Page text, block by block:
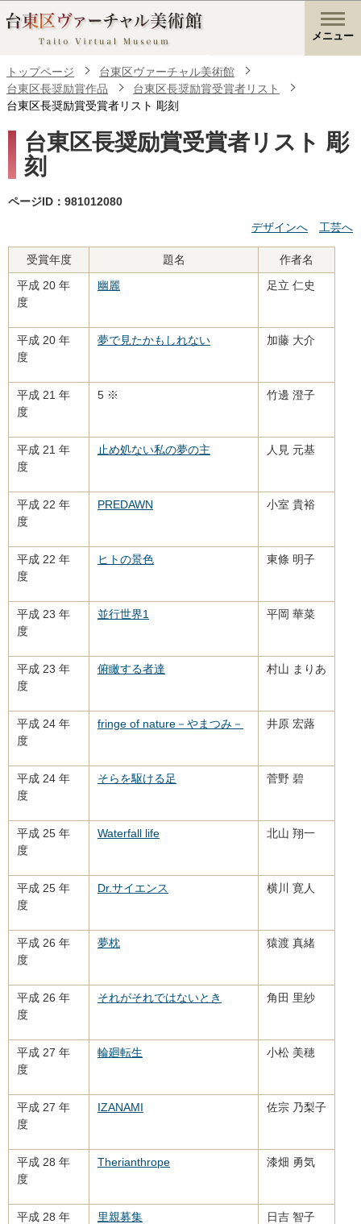
メニュー
トップページ
台東区ヴァーチャル美術館
台東区長奨励賞作品
台東区長奨励賞受賞者リスト
台東区長奨励賞受賞者リスト 彫刻
台東区長奨励賞受賞者リスト 彫
刻
ページID：981012080
デザインへ
工芸へ
受賞年度 題名
作者名
平成 20 年
度
幽麗 足立 仁史
平成 20 年
度
夢で見たかもしれない 加藤 大介
平成 21 年
度
5 ※ 竹邊 澄子
平成 21 年
度
止め処ない私の夢の主 人見 元基
平成 22 年
度
PREDAWN 小室 貴裕
平成 22 年
度
ヒトの景色 東條 明子
平成 23 年
度
並行世界1 平岡 華菜
平成 23 年
度
俯瞰する者達 村山 まりあ
平成 24 年
度
fringe of nature－やまつみ－ 井原 宏蕗
平成 24 年
度
そらを駆ける足 菅野 碧
平成 25 年
度
Waterfall life 北山 翔一
平成 25 年
度
Dr.サイエンス 横川 寛人
平成 26 年
度
夢枕 猿渡 真緒
平成 26 年
度
それがそれではないとき 角田 里紗
平成 27 年
度
輪廻転生 小松 美穂
平成 27 年
度
IZANAMI 佐宗 乃梨子
平成 28 年
度
Therianthrope 漆畑 勇気
平成 28 年
里親募集 日吉 智子